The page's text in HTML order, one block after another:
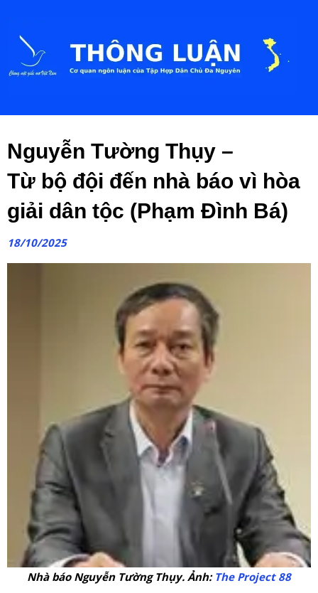
Nguyễn Tường Thụy –
Từ bộ đội đến nhà báo vì hòa
giải dân tộc (Phạm Đình Bá)
18/10/2025
Nhà báo Nguyễn Tường Thụy. Ảnh: The Project 88